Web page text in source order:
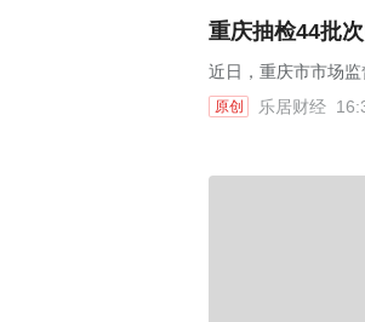
重庆抽检44批
近日，重庆市市场
原创 乐居财经